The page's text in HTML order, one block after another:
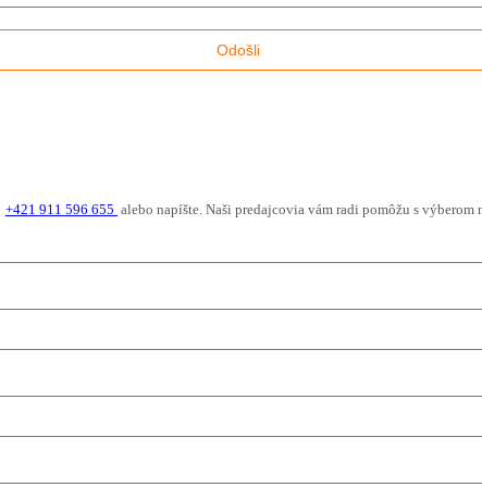
+421 911 596 655 alebo napíšte. Naši predajcovia vám radi pomôžu s výberom